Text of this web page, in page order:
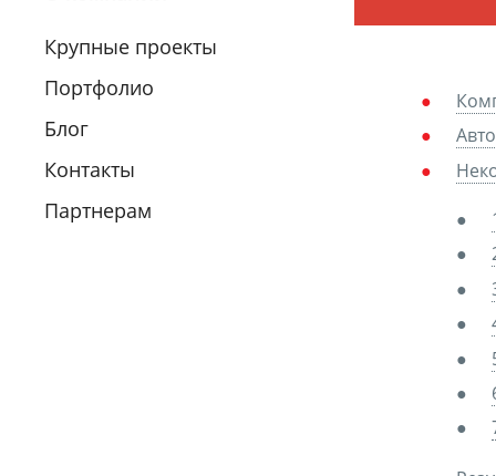
Крупные проекты
Портфолио
Блог
Контакты
Партнерам